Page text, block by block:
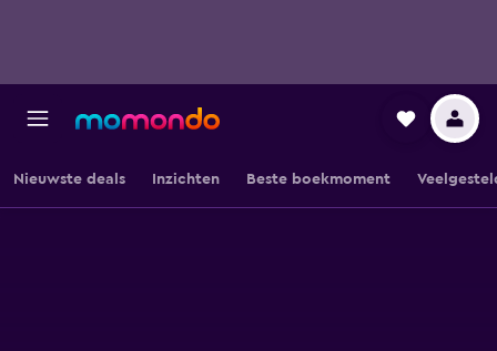
Nieuwste deals Inzichten Beste boekmoment